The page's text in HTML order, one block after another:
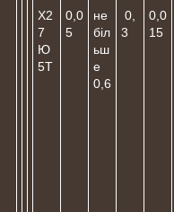
Х2
7
Ю
5Т
0,0
5
не
біл
ьш
е
0,6
0,
3
0,0
15